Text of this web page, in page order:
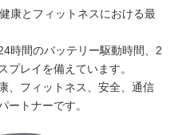
康とフィットネスにおける最
時間のバッテリー駆動時間、2
プレイを備えています。
、フィットネス、安全、通信
ートナーです。